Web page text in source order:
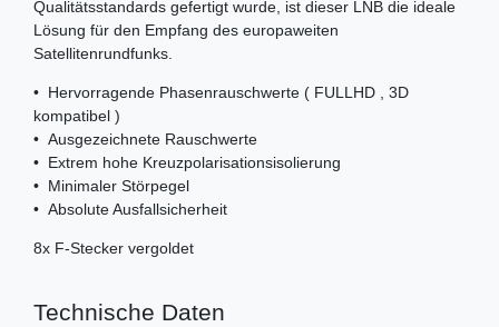
Qualitätsstandards gefertigt wurde, ist dieser LNB die ideale
Lösung für den Empfang des europaweiten
Satellitenrundfunks.
• Hervorragende Phasenrauschwerte ( FULLHD , 3D
kompatibel )
• Ausgezeichnete Rauschwerte
• Extrem hohe Kreuzpolarisationsisolierung
• Minimaler Störpegel
• Absolute Ausfallsicherheit
8x F-Stecker vergoldet
Technische Daten